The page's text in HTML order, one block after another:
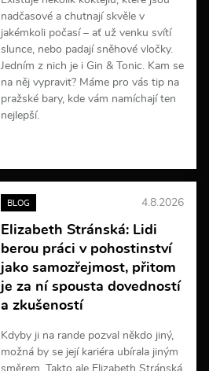
nadčasové a chutnají skvěle v
jakémkoli počasí – ať už venku svítí
slunce, nebo padají sněhové vločky.
Jedním z nich je i Gin & Tonic. Kam se
na něj vypravit? Máme pro vás tip na
pražské bary, kde vám namíchají ten
nejlepší.
e
i
f
o
r
a
c
BLOG 4.8.2026
Elizabeth Stránská: Lidi
berou práci v pohostinství
jako samozřejmost, přitom
je za ní spousta dovedností
a zkušeností
Kdyby ji na rande pozval někdo jiný,
možná by se její kariéra ubírala jiným
směrem. Takto ale Elizabeth Stránská